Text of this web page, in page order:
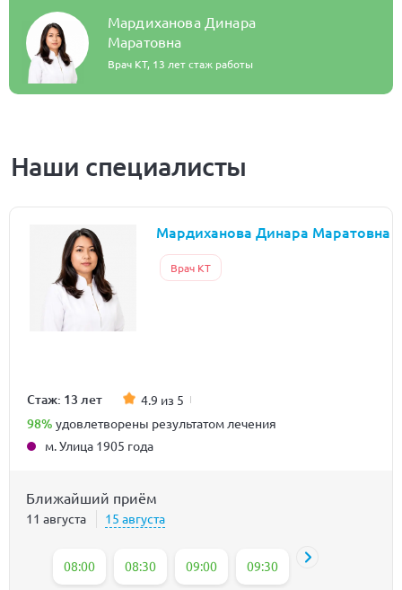
Мардиханова Динара
Маратовна
Врач КТ, 13 лет стаж работы
Наши специалисты
Мардиханова Динара Маратовна
Врач КТ
Стаж: 13 лет 4.9 из 5
98% удовлетворены результатом лечения
м. Улица 1905 года
Ближайший приём
11 августа 15 августа
08:00 08:30 09:00 09:30 10:00